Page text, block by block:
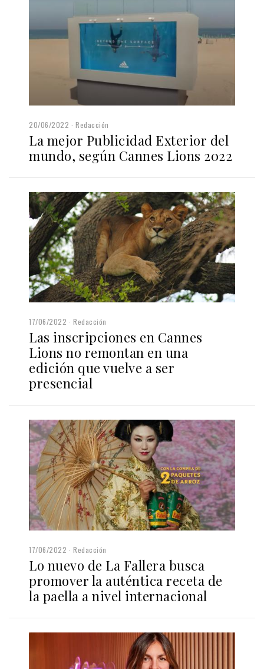
20/06/2022 Redacción
La mejor Publicidad Exterior del
mundo, según Cannes Lions 2022
17/06/2022 Redacción
Las inscripciones en Cannes
Lions no remontan en una
edición que vuelve a ser
presencial
17/06/2022 Redacción
Lo nuevo de La Fallera busca
promover la auténtica receta de
la paella a nivel internacional